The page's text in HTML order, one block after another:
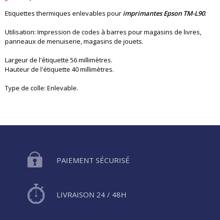
Etiquettes thermiques enlevables pour imprimantes Epson TM-L90.
Utilisation: Impression de codes à barres pour magasins de livres,
panneaux de menuiserie, magasins de jouets.
Largeur de l'étiquette 56 millimètres.
Hauteur de l'étiquette 40 millimètres.
Type de colle: Enlevable.
PAIEMENT SÉCURISÉ
LIVRAISON 24 / 48H